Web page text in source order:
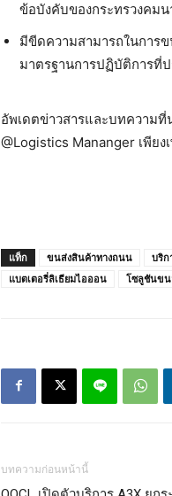
ข้อบังคับของกระทรวงคมน
มีขีดความสามารถในการ
มาตรฐานการปฏิบัติการที่
อัพเดตข่าวสารและบทความ
@Logistics Mananger เพียง
แท็ก ขนส่งสินค้าทางถนน บริก
แบตเตอรี่ลิเธียมไอออน
โซลูชันขน
บทความก่อนหน้านี้